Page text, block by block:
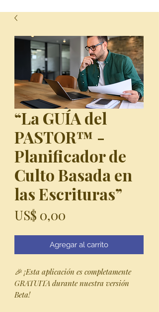
“La GUÍA del
PASTOR™ -
Planificador de
Culto Basada en
las Escrituras”
US$ 0,00
Agregar al carrito
🎉 ¡Esta aplicación es completamente
GRATUITA durante nuestra versión
Beta!